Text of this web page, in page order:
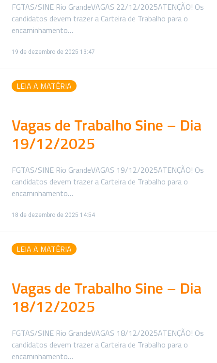
FGTAS/SINE Rio GrandeVAGAS 22/12/2025ATENÇÃO! Os
candidatos devem trazer a Carteira de Trabalho para o
encaminhamento…
19 de dezembro de 2025 13:47
LEIA A MATÉRIA
Vagas de Trabalho Sine – Dia
19/12/2025
FGTAS/SINE Rio GrandeVAGAS 19/12/2025ATENÇÃO! Os
candidatos devem trazer a Carteira de Trabalho para o
encaminhamento…
18 de dezembro de 2025 14:54
LEIA A MATÉRIA
Vagas de Trabalho Sine – Dia
18/12/2025
FGTAS/SINE Rio GrandeVAGAS 18/12/2025ATENÇÃO! Os
candidatos devem trazer a Carteira de Trabalho para o
encaminhamento…